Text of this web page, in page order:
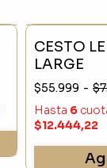
CESTO
LARGE
$55.999 -
Hasta 6
$12.444,22